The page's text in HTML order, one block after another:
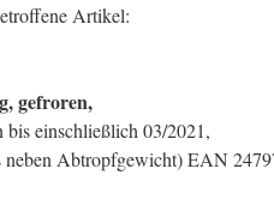
Artikel:
gefroren,
bis einschließlich 03/2021,
Abtropfgewicht) EAN